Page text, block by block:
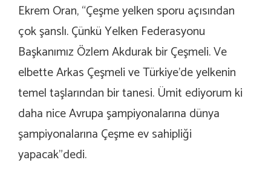
Ekrem Oran, “Çeşme yelken sporu açısından
çok şanslı. Çünkü Yelken Federasyonu
Başkanımız Özlem Akdurak bir Çeşmeli. Ve
elbette Arkas Çeşmeli ve Türkiye’de yelkenin
temel taşlarından bir tanesi. Ümit ediyorum ki
daha nice Avrupa şampiyonalarına dünya
şampiyonalarına Çeşme ev sahipliği
yapacak”dedi.